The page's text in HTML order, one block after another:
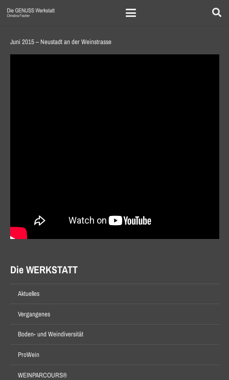
Juni 2015 – Neustadt an der Weinstrasse
Die WERKSTATT
Aktuelles
Vergangenes
Boden- und Weindiversität
ProWein
WEINPARCOURS®